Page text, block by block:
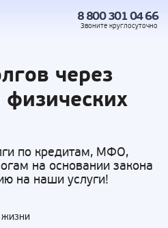
8 800 301 04 66
Звоните круглосуточно
через
физических
по кредитам, МФО,
на основании закона
на наши услуги!
жизни